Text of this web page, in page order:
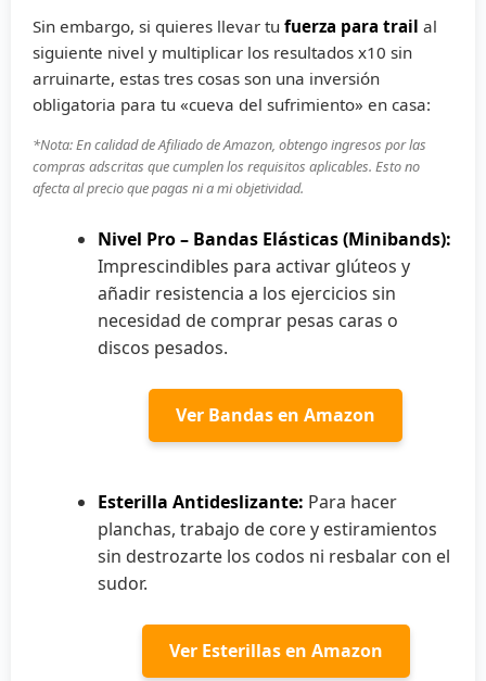
Sin embargo, si quieres llevar tu fuerza para trail al
siguiente nivel y multiplicar los resultados x10 sin
arruinarte, estas tres cosas son una inversión
obligatoria para tu «cueva del sufrimiento» en casa:
*Nota: En calidad de Afiliado de Amazon, obtengo ingresos por las
compras adscritas que cumplen los requisitos aplicables. Esto no
afecta al precio que pagas ni a mi objetividad.
Nivel Pro – Bandas Elásticas (Minibands):
Imprescindibles para activar glúteos y
añadir resistencia a los ejercicios sin
necesidad de comprar pesas caras o
discos pesados.
Ver Bandas en Amazon
Esterilla Antideslizante: Para hacer
planchas, trabajo de core y estiramientos
sin destrozarte los codos ni resbalar con el
sudor.
Ver Esterillas en Amazon